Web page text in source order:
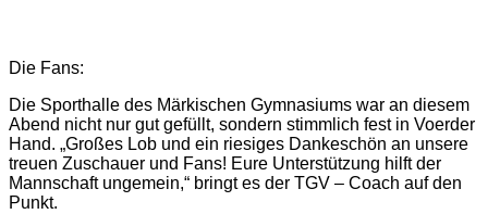
Die Fans:
Die Sporthalle des Märkischen Gymnasiums war an diesem
Abend nicht nur gut gefüllt, sondern stimmlich fest in Voerder
Hand. „Großes Lob und ein riesiges Dankeschön an unsere
treuen Zuschauer und Fans! Eure Unterstützung hilft der
Mannschaft ungemein,“ bringt es der TGV – Coach auf den
Punkt.